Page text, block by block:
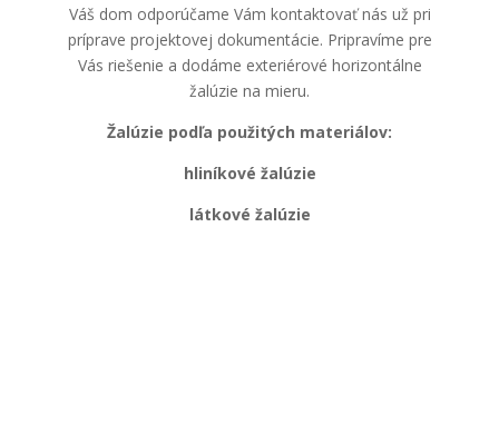
Váš dom odporúčame Vám kontaktovať nás už pri
príprave projektovej dokumentácie. Pripravíme pre
Vás riešenie a dodáme exteriérové horizontálne
žalúzie na mieru.
Žalúzie podľa použitých materiálov:
hliníkové žalúzie
látkové žalúzie